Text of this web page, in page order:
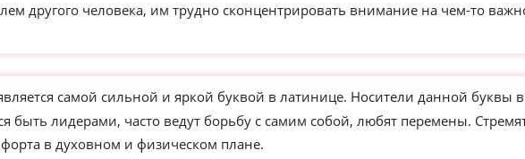
другого человека, им трудно сконцентрировать внимание на чем-то
самой сильной и яркой буквой в латинице. Носители данной буквы в
быть лидерами, часто ведут борьбу с самим собой, любят перемены.
в духовном и физическом плане.